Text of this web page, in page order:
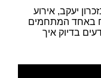
יעקב, אירוע
באחד המתחמים
בדיוק איך